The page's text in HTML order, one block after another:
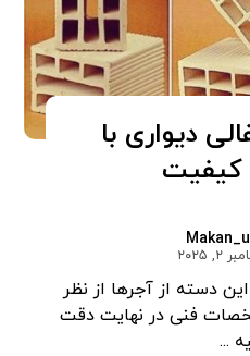
دیواری با
کیفیت
۲, ۲۰۲۵
دسته از آجرها از نظر
فنی در نهایت دقت
...